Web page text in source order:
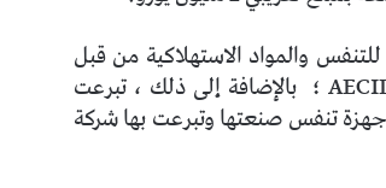
، تم شراء 111 جهازًا مكثفًا للأكسجين و 22 جهازًا للتنفس والمواد الاستهلاكية من قبل
بالإضافة إلى ذلك ، تبرعت
الصحة بـ 10 أجهزة تركيز أكسجين و 141 جهاز تنفس ، تمت إضافة 4 أجهزة تنفس صنعتها وتبرعت بها شركة